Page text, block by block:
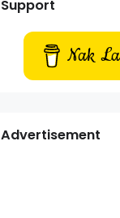
Support
Nak
Advertisement